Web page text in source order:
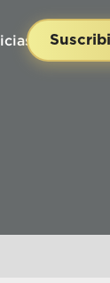
Contacto